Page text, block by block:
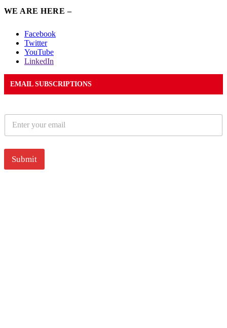
WE ARE HERE –
Facebook
Twitter
YouTube
LinkedIn
EMAIL SUBSCRIPTIONS
a
i
*
Submit